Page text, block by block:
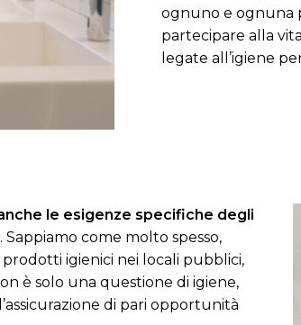
ognuno e ognuna
partecipare alla
legate all’igiene
le esigenze specifiche degli
. Sappiamo come molto spesso,
igienici nei locali pubblici,
è solo una questione di igiene,
di pari opportunità